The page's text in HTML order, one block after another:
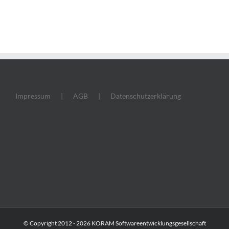
Impressum AGB Datenschutzerklärung
© Copyright 2012 -2026 KORAM Softwareentwicklungsgesellschaft